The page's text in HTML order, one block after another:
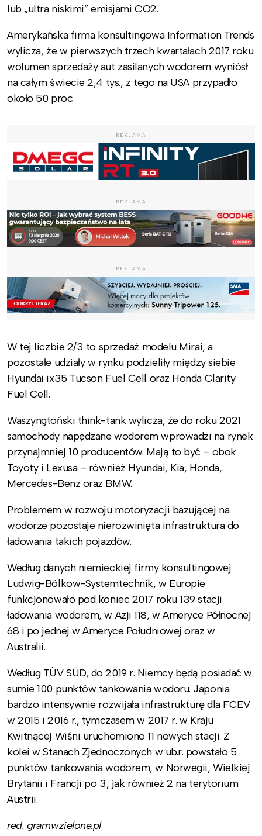
lub „ultra niskimi” emisjami CO2.
Amerykańska firma konsultingowa Information Trends
wylicza, że w pierwszych trzech kwartałach 2017 roku
wolumen sprzedaży aut zasilanych wodorem wyniósł
na całym świecie 2,4 tys., z tego na USA przypadło
około 50 proc.
REKLAMA
REKLAMA
REKLAMA
W tej liczbie 2/3 to sprzedaż modelu Mirai, a
pozostałe udziały w rynku podzieliły między siebie
Hyundai ix35 Tucson Fuel Cell oraz Honda Clarity
Fuel Cell.
Waszyngtoński think-tank wylicza, że do roku 2021
samochody napędzane wodorem wprowadzi na rynek
przynajmniej 10 producentów. Mają to być – obok
Toyoty i Lexusa – również Hyundai, Kia, Honda,
Mercedes-Benz oraz BMW.
Problemem w rozwoju motoryzacji bazującej na
wodorze pozostaje nierozwinięta infrastruktura do
ładowania takich pojazdów.
Według danych niemieckiej firmy konsultingowej
Ludwig-Bölkow-Systemtechnik, w Europie
funkcjonowało pod koniec 2017 roku 139 stacji
ładowania wodorem, w Azji 118, w Ameryce Północnej
68 i po jednej w Ameryce Południowej oraz w
Australii.
Według TÜV SÜD, do 2019 r. Niemcy będą posiadać w
sumie 100 punktów tankowania wodoru. Japonia
bardzo intensywnie rozwijała infrastrukturę dla FCEV
w 2015 i 2016 r., tymczasem w 2017 r. w Kraju
Kwitnącej Wiśni uruchomiono 11 nowych stacji. Z
kolei w Stanach Zjednoczonych w ub.r. powstało 5
punktów tankowania wodorem, w Norwegii, Wielkiej
Brytanii i Francji po 3, jak również 2 na terytorium
Austrii.
red. gramwzielone.pl